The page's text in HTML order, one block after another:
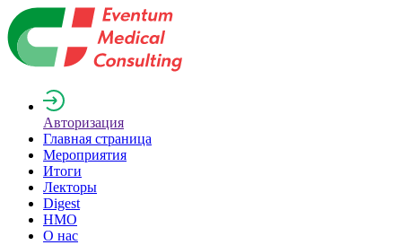
Авторизация
Главная страница
Мероприятия
Итоги
Лекторы
Digest
НМО
О нас